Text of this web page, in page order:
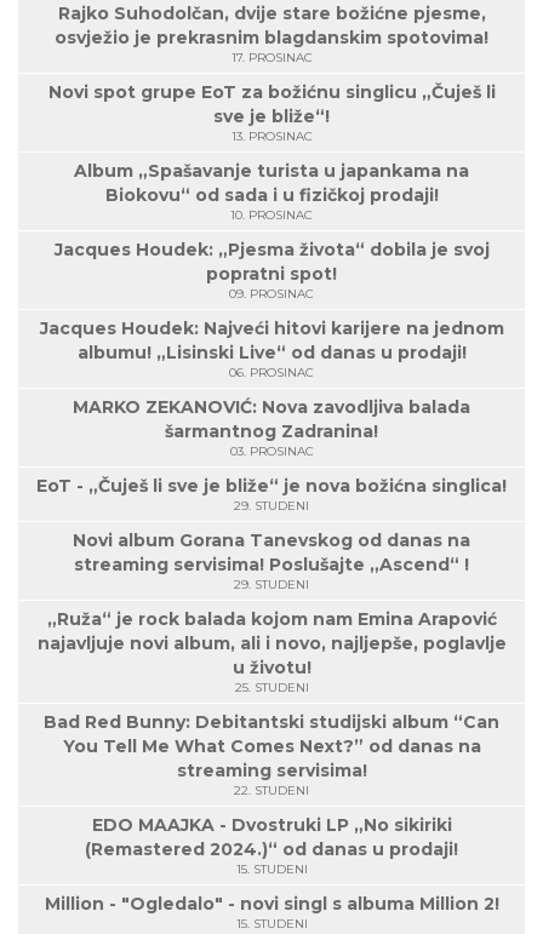
Rajko Suhodolčan, dvije stare božićne pjesme,
osvježio je prekrasnim blagdanskim spotovima!
17. PROSINAC
Novi spot grupe EoT za božićnu singlicu „Čuješ li
sve je bliže“!
13. PROSINAC
Album „Spašavanje turista u japankama na
Biokovu“ od sada i u fizičkoj prodaji!
10. PROSINAC
Jacques Houdek: „Pjesma života“ dobila je svoj
popratni spot!
09. PROSINAC
Jacques Houdek: Najveći hitovi karijere na jednom
albumu! „Lisinski Live“ od danas u prodaji!
06. PROSINAC
MARKO ZEKANOVIĆ: Nova zavodljiva balada
šarmantnog Zadranina!
03. PROSINAC
EoT - „Čuješ li sve je bliže“ je nova božićna singlica!
29. STUDENI
Novi album Gorana Tanevskog od danas na
streaming servisima! Poslušajte „Ascend“ !
29. STUDENI
„Ruža“ je rock balada kojom nam Emina Arapović
najavljuje novi album, ali i novo, najljepše, poglavlje
u životu!
25. STUDENI
Bad Red Bunny: Debitantski studijski album “Can
You Tell Me What Comes Next?” od danas na
streaming servisima!
22. STUDENI
EDO MAAJKA - Dvostruki LP „No sikiriki
(Remastered 2024.)“ od danas u prodaji!
15. STUDENI
Million - "Ogledalo" - novi singl s albuma Million 2!
15. STUDENI